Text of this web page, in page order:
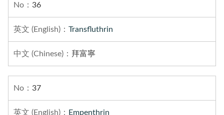
36
Transfluthrin
拜富寧
37
Empenthrin